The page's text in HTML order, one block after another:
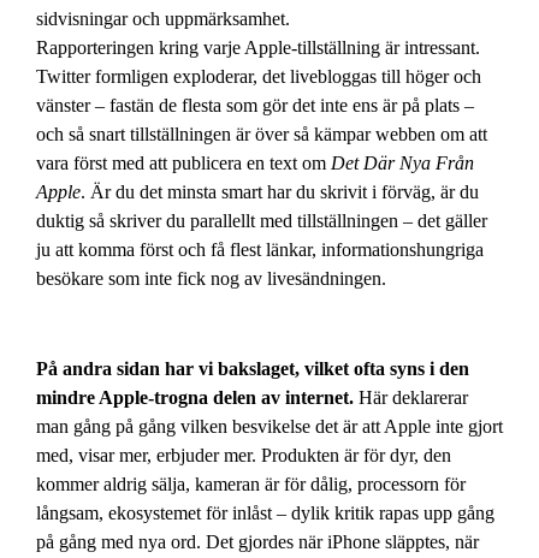
sidvisningar och uppmärksamhet.
Rapporteringen kring varje Apple-tillställning är intressant.
Twitter formligen exploderar, det livebloggas till höger och
vänster – fastän de flesta som gör det inte ens är på plats –
och så snart tillställningen är över så kämpar webben om att
vara först med att publicera en text om Det Där Nya Från
Apple. Är du det minsta smart har du skrivit i förväg, är du
duktig så skriver du parallellt med tillställningen – det gäller
ju att komma först och få flest länkar, informationshungriga
besökare som inte fick nog av livesändningen.
På andra sidan har vi bakslaget, vilket ofta syns i den
mindre Apple-trogna delen av internet. Här deklarerar
man gång på gång vilken besvikelse det är att Apple inte gjort
med, visar mer, erbjuder mer. Produkten är för dyr, den
kommer aldrig sälja, kameran är för dålig, processorn för
långsam, ekosystemet för inlåst – dylik kritik rapas upp gång
på gång med nya ord. Det gjordes när iPhone släpptes, när